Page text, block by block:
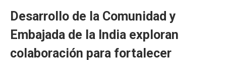
Desarrollo de la Comunidad y
Embajada de la India exploran
colaboración para fortalecer